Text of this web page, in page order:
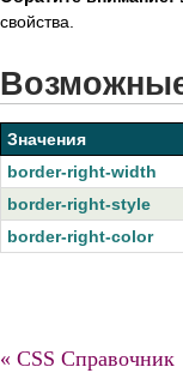
свойства.
Значения
border-right-width
border-right-style
border-right-color
« CSS Справочник